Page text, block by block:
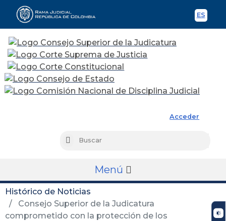
ES
Acceder
Buscar
Menú
Histórico de Noticias
Consejo Superior de la Judicatura
comprometido con la protección de los